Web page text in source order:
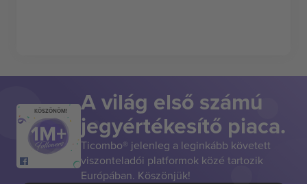
KÖSZÖNÖM! A világ első számú
jegyértékesítő piaca.
Ticombo® jelenleg a leginkább követett
viszonteladói platformok közé tartozik
Európában. Köszönjük!